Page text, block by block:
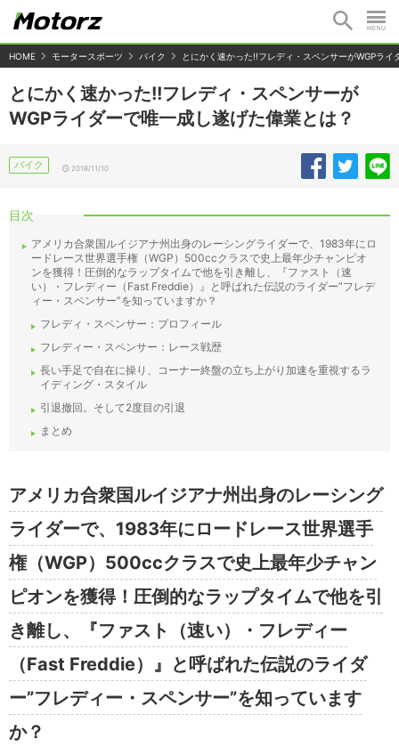
HOME モータースポーツ バイク とにかく速かった!!フレディ・スペンサーがWGPラ
とにかく速かった!!フレディ・スペンサーが
WGPライダーで唯一成し遂げた偉業とは？
バイク 2018/11/10
目次
アメリカ合衆国ルイジアナ州出身のレーシングライダーで、1983年にロ
ードレース世界選手権（WGP）500ccクラスで史上最年少チャンピオ
ンを獲得！圧倒的なラップタイムで他を引き離し、『ファスト（速
い）・フレディー（Fast Freddie）』と呼ばれた伝説のライダー”フレデ
ィー・スペンサー”を知っていますか？
フレディ・スペンサー：プロフィール
フレディー・スペンサー：レース戦歴
長い手足で自在に操り、コーナー終盤の立ち上がり加速を重視するラ
イディング・スタイル
引退撤回。そして2度目の引退
まとめ
アメリカ合衆国ルイジアナ州出身のレーシング
ライダーで、1983年にロードレース世界選手
権（WGP）500ccクラスで史上最年少チャン
ピオンを獲得！圧倒的なラップタイムで他を引
き離し、『ファスト（速い）・フレディー
（Fast Freddie）』と呼ばれた伝説のライダ
ー”フレディー・スペンサー”を知っています
か？